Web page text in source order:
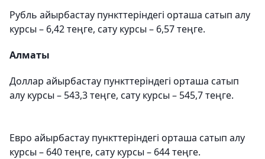
Рубль айырбастау пункттеріндегі орташа сатып алу
курсы – 6,42 теңге, сату курсы – 6,57 теңге.
Алматы
Доллар айырбастау пункттеріндегі орташа сатып
алу курсы – 543,3 теңге, сату курсы – 545,7 теңге.
Евро айырбастау пункттеріндегі орташа сатып алу
курсы – 640 теңге, сату курсы – 644 теңге.